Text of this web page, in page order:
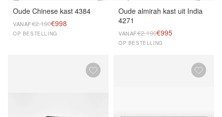
Oude Chinese kast 4384
VANAF€2.190€998
OP BESTELLING
Oude almirah kast uit India
4271
VANAF€2.190€995
OP BESTELLING